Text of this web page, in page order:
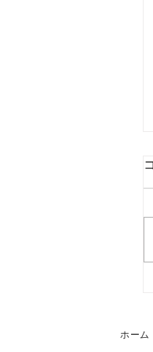
ホーム